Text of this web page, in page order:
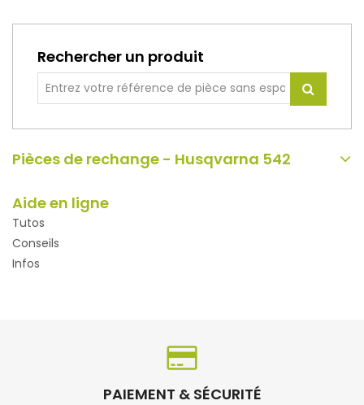
Rechercher un produit
Pièces de rechange - Husqvarna 542
Aide en ligne
Tutos
Conseils
Infos
PAIEMENT & SÉCURITÉ